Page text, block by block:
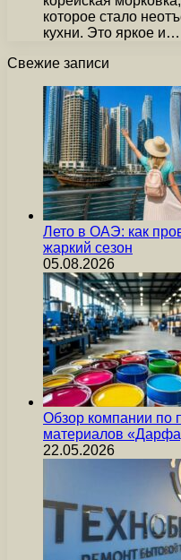
которое стало
кухни. Это яркое и…
Свежие записи
Лето в ОАЭ: как
жаркий сезон
05.08.2026
Обзор компании по
материалов
22.05.2026